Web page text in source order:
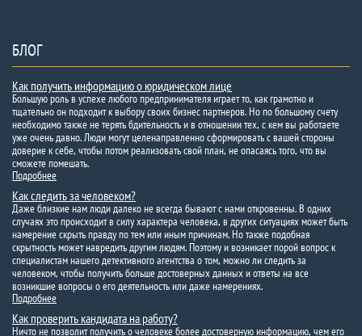
БЛОГ
Как получить информацию о юридическом лице
Большую роль в успехе любого предпринимателя играет то, как грамотно и
тщательно он подходит к выбору своих бизнес партнеров. Но по большому счету
необходимо также не терять бдительность и в отношении тех, с кем вы работаете
уже очень давно. Люди могут целенаправленно сформировать с вашей стороны
доверие к себе, чтобы потом реализовать свой план, не опасаясь того, что вы
сможете помешать.
Подробнее
Как следить за человеком?
Даже близкие нам люди далеко не всегда бывают с нами откровенны. В одних
случаях это происходит в силу характера человека, в других ситуациях может быть
намерение скрыть правду по тем или иным причинам. Но также подобная
скрытность может навредить другим людям. Поэтому и возникает порой вопрос к
специалистам нашего детективного агентства о том, можно ли следить за
человеком, чтобы получить больше достоверных данных и ответы на все
возникшие вопросы о его деятельность или даже намерениях.
Подробнее
Как проверить кандидата на работу?
Ничто не позволит получить о человеке более достоверную информацию, чем его